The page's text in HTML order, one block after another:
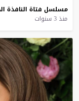
مسلسل فتاة النافذة
منذ 3 سنوات